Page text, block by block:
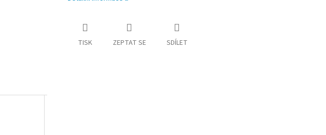
TISK ZEPTAT SE SDÍLET